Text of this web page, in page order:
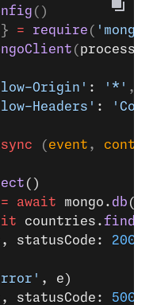
()
} = require (
( process
Origin'
: '*' ,
Headers'
:
( event ,
()
= await mongo. db (
countries.find
statusCode: 200
, e)
statusCode: 500